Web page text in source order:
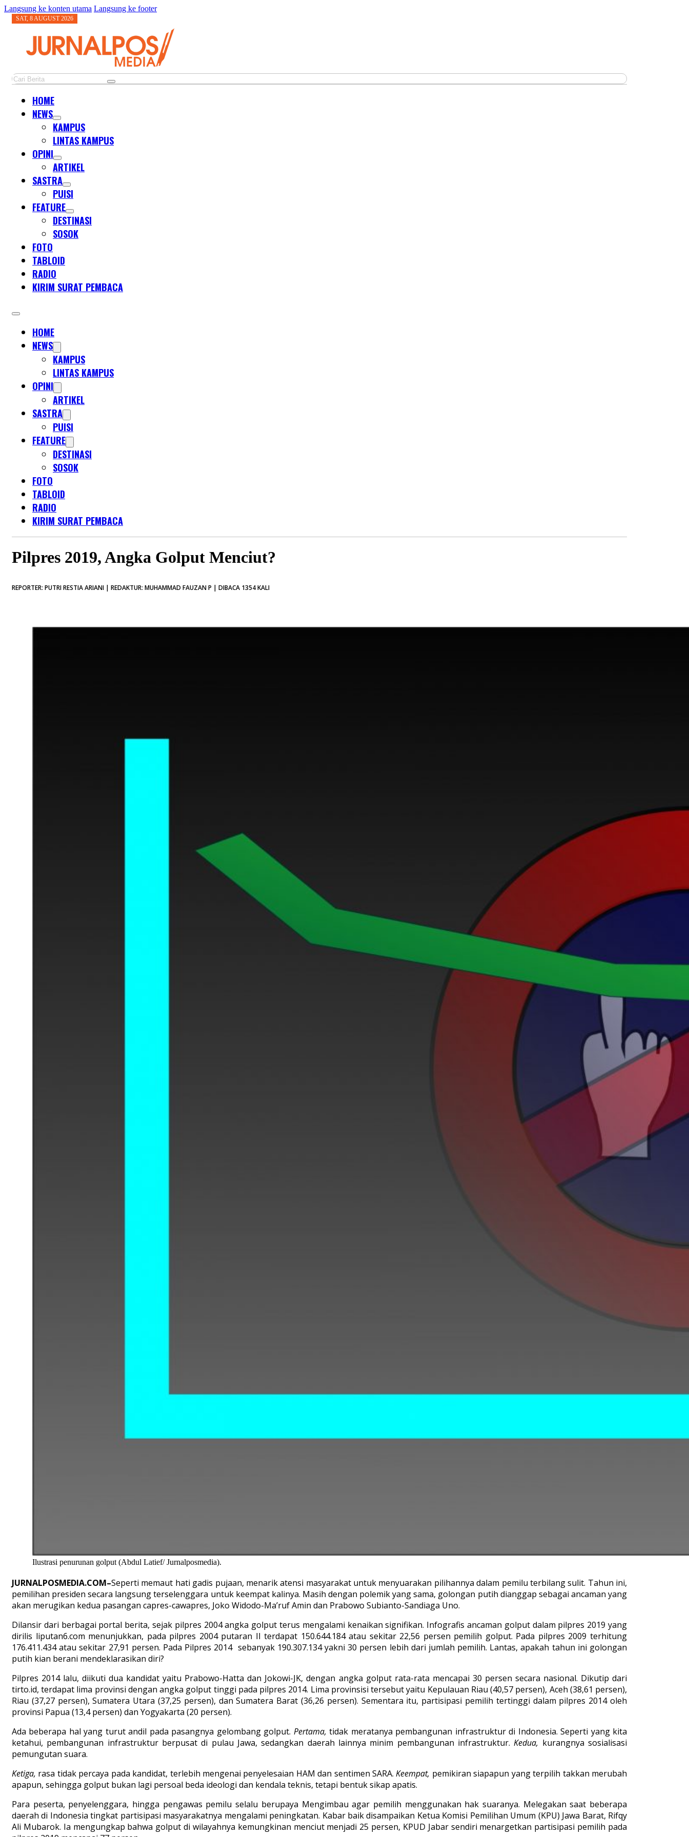
Langsung ke konten utama Langsung ke footer
SAT, 8 AUGUST 2026
Cari
HOME
NEWS
KAMPUS
LINTAS KAMPUS
OPINI
ARTIKEL
SASTRA
PUISI
FEATURE
DESTINASI
SOSOK
FOTO
TABLOID
RADIO
KIRIM SURAT PEMBACA
HOME
NEWS
KAMPUS
LINTAS KAMPUS
OPINI
ARTIKEL
SASTRA
PUISI
FEATURE
DESTINASI
SOSOK
FOTO
TABLOID
RADIO
KIRIM SURAT PEMBACA
Pilpres 2019, Angka Golput Menciut?
REPORTER: PUTRI RESTIA ARIANI | REDAKTUR: MUHAMMAD FAUZAN P | DIBACA 1354 KALI
Ilustrasi penurunan golput (Abdul Latief/ Jurnalposmedia).
JURNALPOSMEDIA.COM–Seperti memaut hati gadis pujaan, menarik atensi masyarakat untuk menyuarakan pilihannya dalam pemilu terbilang sulit. Tahun ini,
pemilihan presiden secara langsung terselenggara untuk keempat kalinya. Masih dengan polemik yang sama, golongan putih dianggap sebagai ancaman yang
akan merugikan kedua pasangan capres-cawapres, Joko Widodo-Ma’ruf Amin dan Prabowo Subianto-Sandiaga Uno.
Dilansir dari berbagai portal berita, sejak pilpres 2004 angka golput terus mengalami kenaikan signifikan. Infografis ancaman golput dalam pilpres 2019 yang
dirilis liputan6.com menunjukkan, pada pilpres 2004 putaran II terdapat 150.644.184 atau sekitar 22,56 persen pemilih golput. Pada pilpres 2009 terhitung
176.411.434 atau sekitar 27,91 persen. Pada Pilpres 2014 sebanyak 190.307.134 yakni 30 persen lebih dari jumlah pemilih. Lantas, apakah tahun ini golongan
putih kian berani mendeklarasikan diri?
Pilpres 2014 lalu, diikuti dua kandidat yaitu Prabowo-Hatta dan Jokowi-JK, dengan angka golput rata-rata mencapai 30 persen secara nasional. Dikutip dari
tirto.id, terdapat lima provinsi dengan angka golput tinggi pada pilpres 2014. Lima provinsisi tersebut yaitu Kepulauan Riau (40,57 persen), Aceh (38,61 persen),
Riau (37,27 persen), Sumatera Utara (37,25 persen), dan Sumatera Barat (36,26 persen). Sementara itu, partisipasi pemilih tertinggi dalam pilpres 2014 oleh
provinsi Papua (13,4 persen) dan Yogyakarta (20 persen).
Ada beberapa hal yang turut andil pada pasangnya gelombang golput. Pertama,tidak meratanya pembangunan infrastruktur di Indonesia. Seperti yang kita
ketahui, pembangunan infrastruktur berpusat di pulau Jawa, sedangkan daerah lainnya minim pembangunan infrastruktur.Kedua, kurangnya sosialisasi
pemungutan suara.
Ketiga, rasa tidak percaya pada kandidat, terlebih mengenai penyelesaian HAM dan sentimen SARA.Keempat, pemikiran siapapun yang terpilih takkan merubah
apapun, sehingga golput bukan lagi persoal beda ideologi dan kendala teknis, tetapi bentuk sikap apatis.
Para peserta, penyelenggara, hingga pengawas pemilu selalu berupaya Mengimbau agar pemilih menggunakan hak suaranya. Melegakan saat beberapa
daerah di Indonesia tingkat partisipasi masyarakatnya mengalami peningkatan. Kabar baik disampaikan Ketua Komisi Pemilihan Umum (KPU) Jawa Barat, Rifqy
Ali Mubarok. Ia mengungkap bahwa golput di wilayahnya kemungkinan menciut menjadi 25 persen, KPUD Jabar sendiri menargetkan partisipasi pemilih pada